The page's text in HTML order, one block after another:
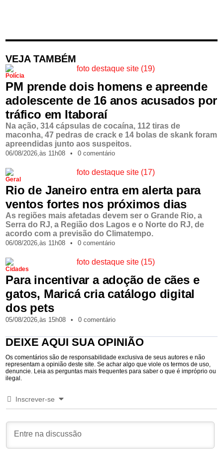
VEJA TAMBÉM
Polícia
PM prende dois homens e apreende
adolescente de 16 anos acusados por
tráfico em Itaboraí
Na ação, 314 cápsulas de cocaína, 112 tiras de
maconha, 47 pedras de crack e 14 bolas de skank foram
apreendidas junto aos suspeitos.
06/08/2026,às 11h08 • 0 comentário
Geral
Rio de Janeiro entra em alerta para
ventos fortes nos próximos dias
As regiões mais afetadas devem ser o Grande Rio, a
Serra do RJ, a Região dos Lagos e o Norte do RJ, de
acordo com a previsão do Climatempo.
06/08/2026,às 11h08 • 0 comentário
Cidades
Para incentivar a adoção de cães e
gatos, Maricá cria catálogo digital
dos pets
05/08/2026,às 15h08 • 0 comentário
DEIXE AQUI SUA OPINIÃO
Os comentários são de responsabilidade exclusiva de seus autores e não
representam a opinião deste site. Se achar algo que viole os termos de uso,
denuncie. Leia as perguntas mais frequentes para saber o que é impróprio ou
ilegal.
Inscrever-se